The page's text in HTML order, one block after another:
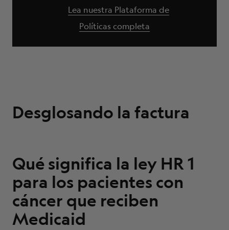
Lea nuestra Plataforma de
Políticas completa
Desglosando la factura
Qué significa la ley HR 1
para los pacientes con
cáncer que reciben
Medicaid